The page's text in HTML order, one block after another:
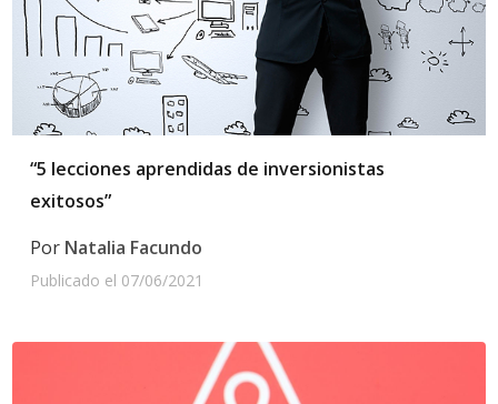
“5 lecciones aprendidas de inversionistas
exitosos”
Por Natalia Facundo
Publicado el 07/06/2021